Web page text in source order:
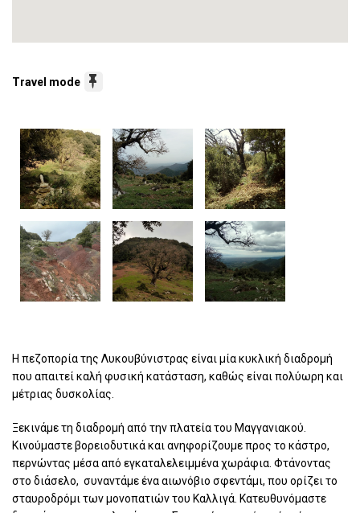
Travel mode
Η πεζοπορία της Λυκουβύνιστρας είναι μία κυκλική διαδρομή
που απαιτεί καλή φυσική κατάσταση, καθώς είναι πολύωρη και
μέτριας δυσκολίας.
Ξεκινάμε τη διαδρομή από την πλατεία του Μαγγανιακού.
Κινούμαστε βορειοδυτικά και ανηφορίζουμε προς το κάστρο,
περνώντας μέσα από εγκαταλελειμμένα χωράφια. Φτάνοντας
στο διάσελο, συναντάμε ένα αιωνόβιο σφεντάμι, που ορίζει το
σταυροδρόμι των μονοπατιών του Καλλιγά. Κατευθυνόμαστε